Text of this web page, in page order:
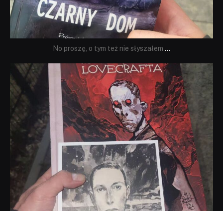
No proszę, o tym też nie słyszałem ...
dobryhorror
Wrz 19